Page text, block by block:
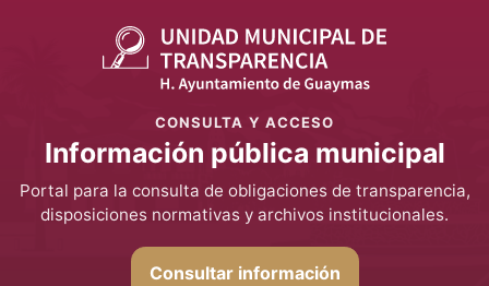
CONSULTA Y ACCESO
Información pública municipal
Portal para la consulta de obligaciones de transparencia,
disposiciones normativas y archivos institucionales.
Consultar información